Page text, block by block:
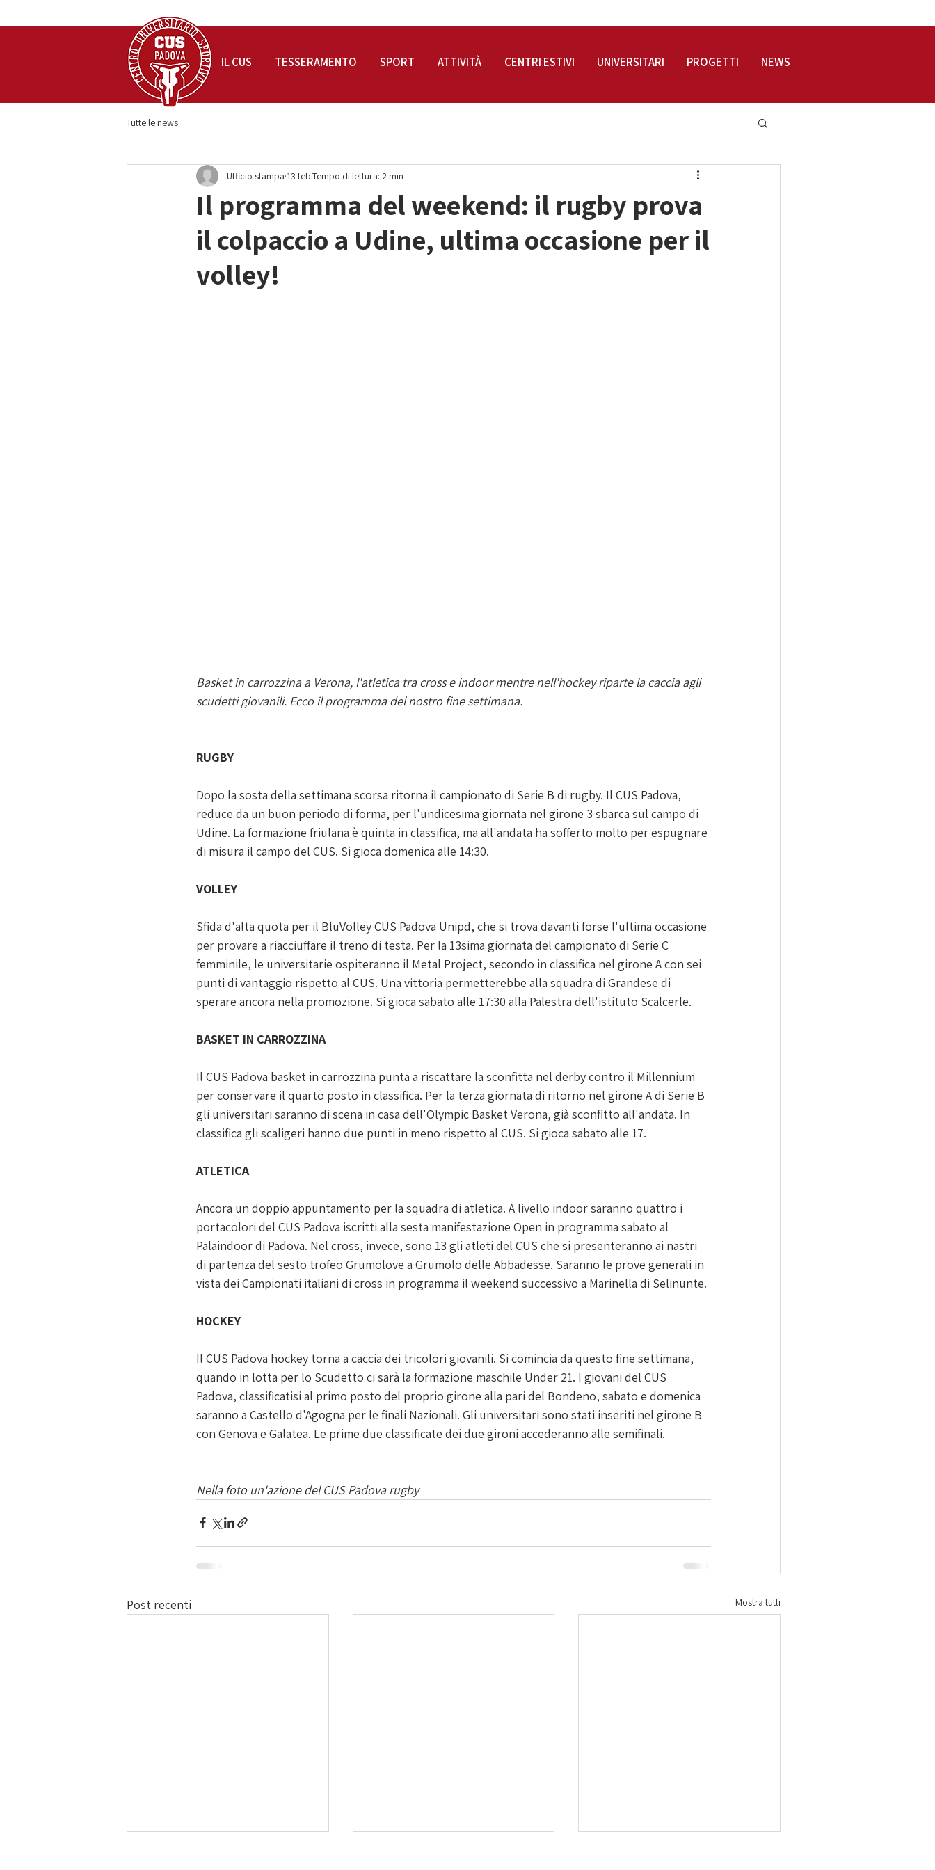
Tutte le news
Il programma del weekend: il rugby prova
il colpaccio a Udine, ultima occasione per il
volley!
Ufficio stampa 13 febTempo di lettura: 2 min
Basket in carrozzina a Verona, l'atletica tra cross e indoor mentre nell'hockey riparte la caccia agli
scudetti giovanili. Ecco il programma del nostro fine settimana.
RUGBY
Dopo la sosta della settimana scorsa ritorna il campionato di Serie B di rugby. Il CUS Padova,
reduce da un buon periodo di forma, per l'undicesima giornata nel girone 3 sbarca sul campo di
Udine. La formazione friulana è quinta in classifica, ma all'andata ha sofferto molto per espugnare
di misura il campo del CUS. Si gioca domenica alle 14:30.
VOLLEY
Sfida d'alta quota per il BluVolley CUS Padova Unipd, che si trova davanti forse l'ultima occasione
per provare a riacciuffare il treno di testa. Per la 13sima giornata del campionato di Serie C
femminile, le universitarie ospiteranno il Metal Project, secondo in classifica nel girone A con sei
punti di vantaggio rispetto al CUS. Una vittoria permetterebbe alla squadra di Grandese di
sperare ancora nella promozione. Si gioca sabato alle 17:30 alla Palestra dell'istituto Scalcerle.
BASKET IN CARROZZINA
Il CUS Padova basket in carrozzina punta a riscattare la sconfitta nel derby contro il Millennium
per conservare il quarto posto in classifica. Per la terza giornata di ritorno nel girone A di Serie B
gli universitari saranno di scena in casa dell'Olympic Basket Verona, già sconfitto all'andata. In
classifica gli scaligeri hanno due punti in meno rispetto al CUS. Si gioca sabato alle 17.
ATLETICA
Ancora un doppio appuntamento per la squadra di atletica. A livello indoor saranno quattro i
portacolori del CUS Padova iscritti alla sesta manifestazione Open in programma sabato al
Palaindoor di Padova. Nel cross, invece, sono 13 gli atleti del CUS che si presenteranno ai nastri
di partenza del sesto trofeo Grumolove a Grumolo delle Abbadesse. Saranno le prove generali in
vista dei Campionati italiani di cross in programma il weekend successivo a Marinella di Selinunte.
HOCKEY
Il CUS Padova hockey torna a caccia dei tricolori giovanili. Si comincia da questo fine settimana,
quando in lotta per lo Scudetto ci sarà la formazione maschile Under 21. I giovani del CUS
Padova, classificatisi al primo posto del proprio girone alla pari del Bondeno, sabato e domenica
saranno a Castello d'Agogna per le finali Nazionali. Gli universitari sono stati inseriti nel girone B
con Genova e Galatea. Le prime due classificate dei due gironi accederanno alle semifinali.
Nella foto un'azione del CUS Padova rugby
Post recenti Mostra tutti
IL CUS TESSERAMENTO SPORT ATTIVITÀ CENTRI ESTIVI UNIVERSITARI PROGETTI NEWS